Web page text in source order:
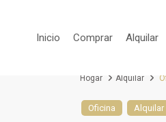
Inicio Comprar Alquilar
Hogar Alquilar
Oficina Alquilar